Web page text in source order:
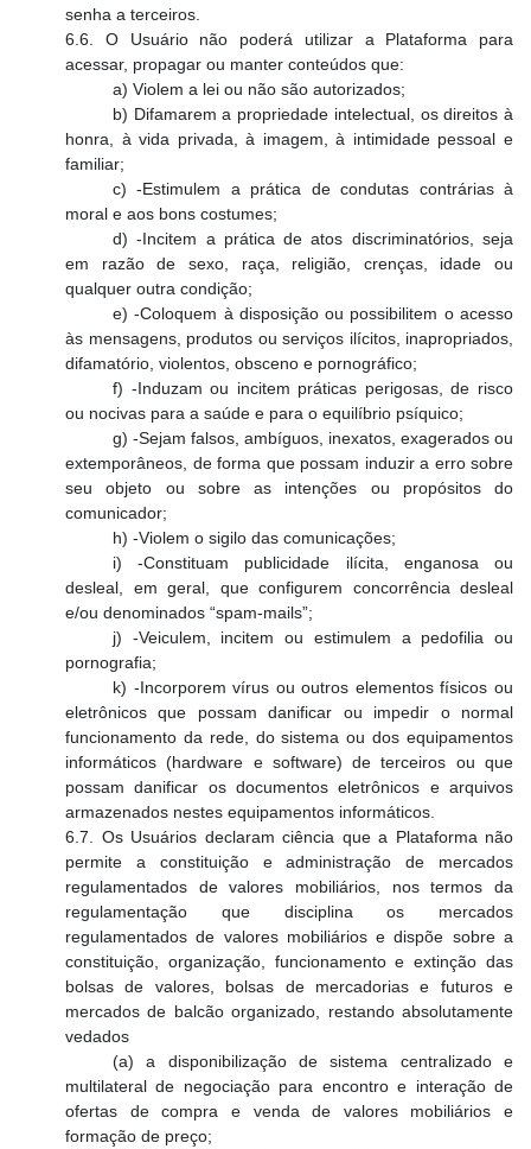
senha a terceiros.
6.6. O Usuário não poderá utilizar a Plataforma para
acessar, propagar ou manter conteúdos que:
a) Violem a lei ou não são autorizados;
b) Difamarem a propriedade intelectual, os direitos à
honra, à vida privada, à imagem, à intimidade pessoal e
familiar;
c) -Estimulem a prática de condutas contrárias à
moral e aos bons costumes;
d) -Incitem a prática de atos discriminatórios, seja
em razão de sexo, raça, religião, crenças, idade ou
qualquer outra condição;
e) -Coloquem à disposição ou possibilitem o acesso
às mensagens, produtos ou serviços ilícitos, inapropriados,
difamatório, violentos, obsceno e pornográfico;
f) -Induzam ou incitem práticas perigosas, de risco
ou nocivas para a saúde e para o equilíbrio psíquico;
g) -Sejam falsos, ambíguos, inexatos, exagerados ou
extemporâneos, de forma que possam induzir a erro sobre
seu objeto ou sobre as intenções ou propósitos do
comunicador;
h) -Violem o sigilo das comunicações;
i) -Constituam publicidade ilícita, enganosa ou
desleal, em geral, que configurem concorrência desleal
e/ou denominados “spam-mails”;
j) -Veiculem, incitem ou estimulem a pedofilia ou
pornografia;
k) -Incorporem vírus ou outros elementos físicos ou
eletrônicos que possam danificar ou impedir o normal
funcionamento da rede, do sistema ou dos equipamentos
informáticos (hardware e software) de terceiros ou que
possam danificar os documentos eletrônicos e arquivos
armazenados nestes equipamentos informáticos.
6.7. Os Usuários declaram ciência que a Plataforma não
permite a constituição e administração de mercados
regulamentados de valores mobiliários, nos termos da
regulamentação que disciplina os mercados
regulamentados de valores mobiliários e dispõe sobre a
constituição, organização, funcionamento e extinção das
bolsas de valores, bolsas de mercadorias e futuros e
mercados de balcão organizado, restando absolutamente
vedados
(a) a disponibilização de sistema centralizado e
multilateral de negociação para encontro e interação de
ofertas de compra e venda de valores mobiliários e
formação de preço;